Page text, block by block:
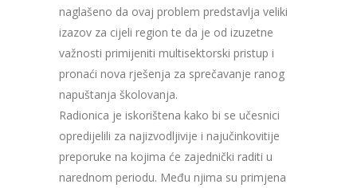
naglašeno da ovaj problem predstavlja veliki
izazov za cijeli region te da je od izuzetne
važnosti primijeniti multisektorski pristup i
pronaći nova rješenja za sprečavanje ranog
napuštanja školovanja.
Radionica je iskorištena kako bi se učesnici
opredijelili za najizvodljivije i najučinkovitije
preporuke na kojima će zajednički raditi u
narednom periodu. Među njima su primjena